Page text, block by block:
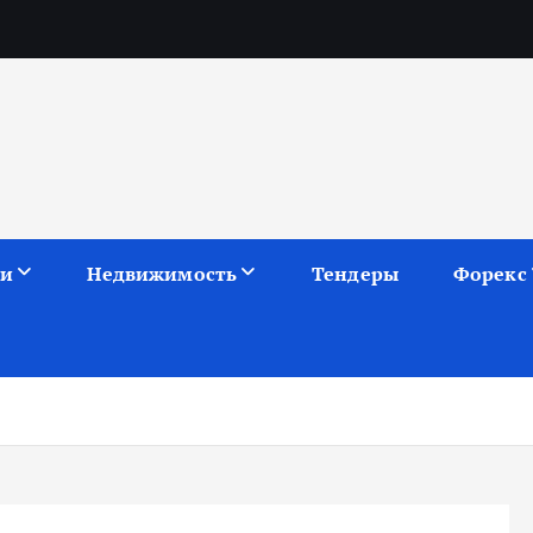
Недвижимость Тендеры Форекс